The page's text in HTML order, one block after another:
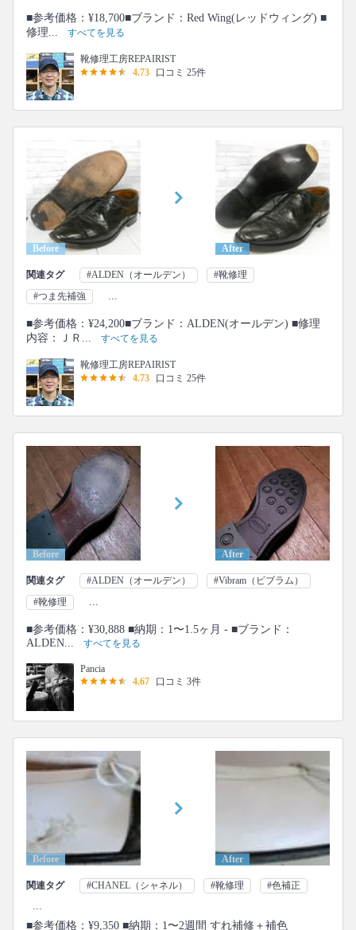
■参考価格：¥18,700■ブランド：Red Wing(レッドウィング) ■
修理...
すべてを見る
靴修理工房REPAIRIST
4.73
口コミ 25件
Before After
関連タグ #ALDEN（オールデン）
#靴修理
#つま先補強
...
■参考価格：¥24,200■ブランド：ALDEN(オールデン) ■修理
内容：ＪＲ...
すべてを見る
靴修理工房REPAIRIST
4.73
口コミ 25件
Before After
関連タグ #ALDEN（オールデン）
#Vibram（ビブラム）
#靴修理
...
■参考価格：¥30,888 ■納期：1〜1.5ヶ月 - ■ブランド：
ALDEN...
すべてを見る
Pancia
4.67
口コミ 3件
Before After
関連タグ #CHANEL（シャネル） #靴修理 #色補正
...
■参考価格：¥9,350 ■納期：1〜2週間 すれ補修＋補色